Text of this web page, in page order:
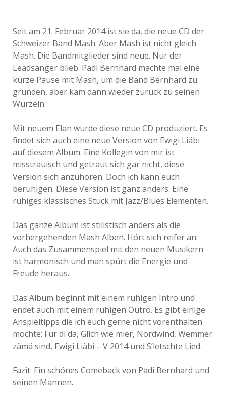
Seit am 21. Februar 2014 ist sie da, die neue CD der
Schweizer Band Mash. Aber Mash ist nicht gleich
Mash. Die Bandmitglieder sind neue. Nur der
Leadsänger blieb. Padi Bernhard machte mal eine
kurze Pause mit Mash, um die Band Bernhard zu
gründen, aber kam dann wieder zurück zu seinen
Wurzeln.
Mit neuem Elan wurde diese neue CD produziert. Es
findet sich auch eine neue Version von Ewigi Liäbi
auf diesem Album. Eine Kollegin von mir ist
misstrauisch und getraut sich gar nicht, diese
Version sich anzuhören. Doch ich kann euch
beruhigen. Diese Version ist ganz anders. Eine
ruhiges klassisches Stuck mit Jazz/Blues Elementen.
Das ganze Album ist stilistisch anders als die
vorhergehenden Mash Alben. Hört sich reifer an.
Auch das Zusammenspiel mit den neuen Musikern
ist harmonisch und man spürt die Energie und
Freude heraus.
Das Album beginnt mit einem ruhigen Intro und
endet auch mit einem ruhigen Outro. Es gibt einige
Anspieltipps die ich euch gerne nicht vorenthalten
möchte: Für di da, Glich wie mier, Nordwind, Wemmer
zämä sind, Ewigi Liäbi – V 2014 und S’letschte Lied.
Fazit: Ein schönes Comeback von Padi Bernhard und
seinen Mannen.